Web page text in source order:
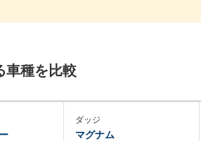
車種を比較
ダッジ
マグナム